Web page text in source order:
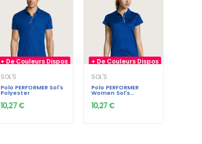
+ De Couleurs Dispos
SOL'S
Polo PERFORMER Sol's
Polyester
10,27 €
+ De Couleurs Dispos
SOL'S
Polo PERFORMER
Women Sol's
10,27 €